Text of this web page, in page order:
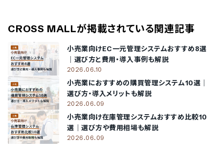
CROSS MALLが掲載されている関連記事
小売業向けEC一元管理システムおすすめ8選
｜選び方と費用・導入事例も解説
2026.06.10
小売業におすすめの購買管理システム10選｜
選び方・導入メリットも解説
2026.06.09
小売業向け在庫管理システムおすすめ比較10
選｜選び方や費用相場も解説
2026.06.09